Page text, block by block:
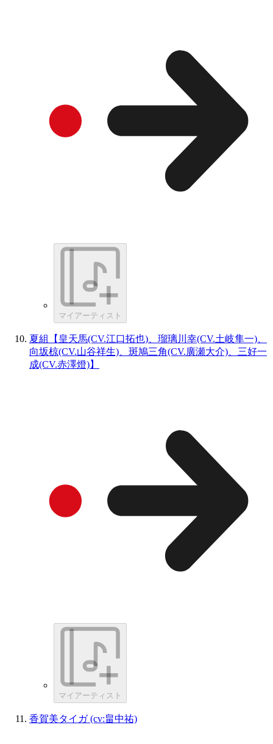
マイアーティスト
夏組【皇天馬(CV.江口拓也)、瑠璃川幸(CV.土岐隼一)、
向坂椋(CV.山谷祥生)、斑鳩三角(CV.廣瀬大介)、三好一
成(CV.赤澤燈)】
マイアーティスト
香賀美タイガ (cv:畠中祐)